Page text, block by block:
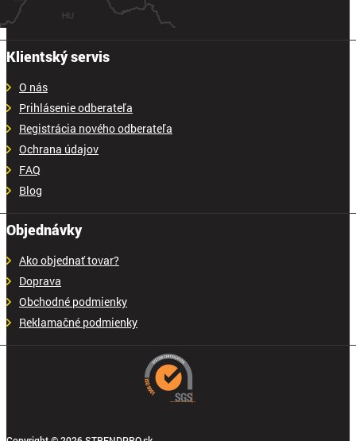
Klientský servis
O nás
Prihlásenie odberateľa
Registrácia nového odberateľa
Ochrana údajov
FAQ
Blog
Objednávky
Ako objednať tovar?
Doprava
Obchodné podmienky
Reklamačné podmienky